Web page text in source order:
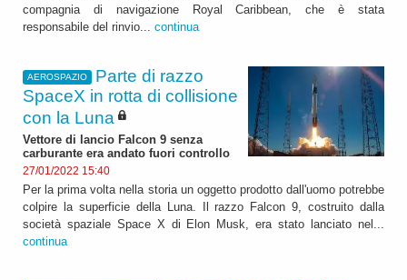
compagnia di navigazione Royal Caribbean, che è stata
responsabile del rinvio... continua
AEROSPAZIO
Parte di razzo
SpaceX in rotta di collisione
con la Luna
Vettore di lancio Falcon 9 senza
carburante era andato fuori controllo
27/01/2022 15:40
Per la prima volta nella storia un oggetto prodotto dall'uomo potrebbe
colpire la superficie della Luna. Il razzo Falcon 9, costruito dalla
società spaziale Space X di Elon Musk, era stato lanciato nel...
continua